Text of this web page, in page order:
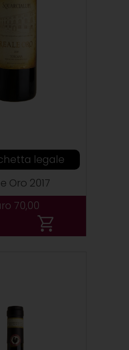
legale
Oro 2017
70,00